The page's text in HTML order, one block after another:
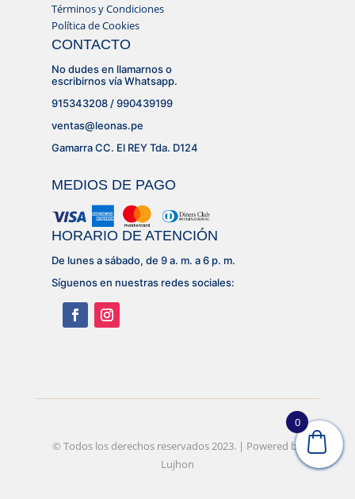
Términos y Condiciones
Política de Cookies
CONTACTO
No dudes en llamarnos o
escribirnos vía Whatsapp.
915343208 / 990439199
ventas@leonas.pe
Gamarra CC. El REY Tda. D124
MEDIOS DE PAGO
HORARIO DE ATENCIÓN
De lunes a sábado, de 9 a. m. a 6 p. m.
Síguenos en nuestras redes sociales:
© Desarrollado porLujhon – Agencia de Marketing
Digital
© Todos los derechos reservados 2023. | Powered by
Lujhon
0